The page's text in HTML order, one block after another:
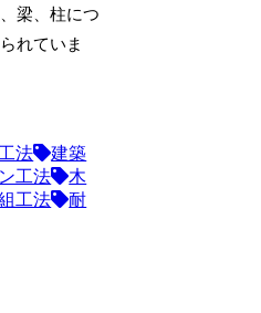
梁、柱につ
れていま
法
建築
工法
木
工法
耐